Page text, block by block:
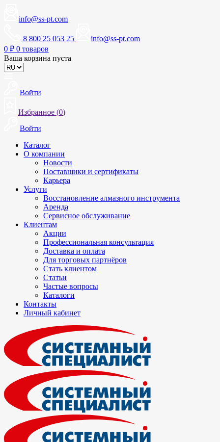
info@ss-pt.com
8 800 25 053 25
info@ss-pt.com
0 ₽ 0 товаров
Ваша корзина пуста
Войти
Избранное (0)
Войти
Каталог
О компании
Новости
Поставщики и сертификаты
Карьера
Услуги
Восстановление алмазного инструмента
Аренда
Сервисное обслуживание
Клиентам
Акции
Профессиональная консультация
Доставка и оплата
Для торговых партнёров
Стать клиентом
Статьи
Частые вопросы
Каталоги
Контакты
Личный кабинет